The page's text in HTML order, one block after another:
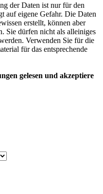
der Daten ist nur für den
auf eigene Gefahr. Die Daten
erstellt, können aber
Sie dürfen nicht als alleiniges
Verwenden Sie für die
für das entsprechende
gelesen und akzeptiere